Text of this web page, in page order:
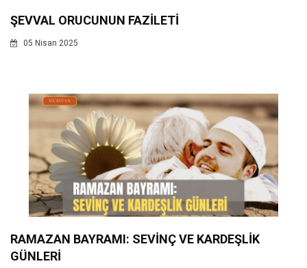
ŞEVVAL ORUCUNUN FAZİLETİ
05 Nisan 2025
RAMAZAN BAYRAMI: SEVİNÇ VE KARDEŞLİK
GÜNLERİ